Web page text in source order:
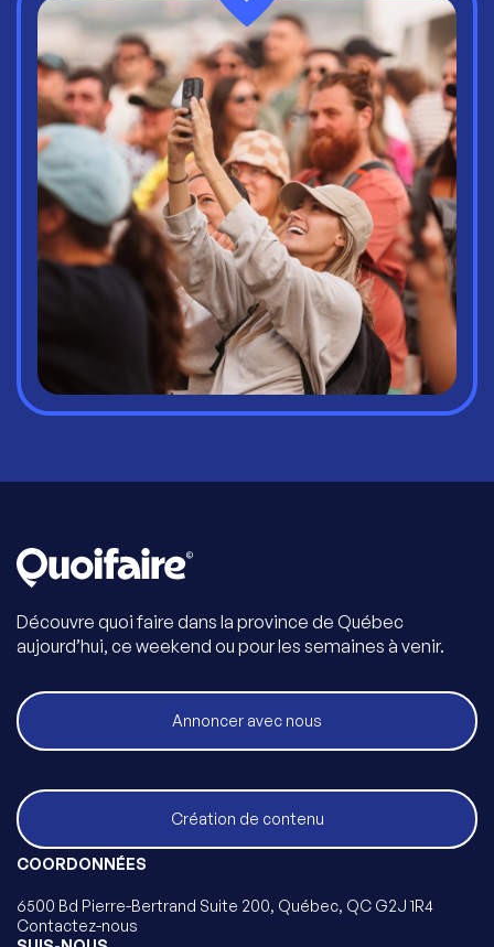
Découvre quoi faire dans la province de Québec
aujourd’hui, ce weekend ou pour les semaines à venir.
Annoncer avec nous
Création de contenu
COORDONNÉES
6500 Bd Pierre-Bertrand Suite 200, Québec, QC G2J 1R4
Contactez-nous